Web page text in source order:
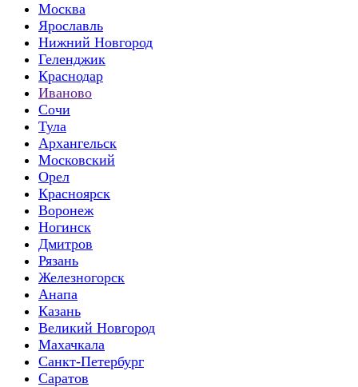
Москва
Ярославль
Нижний Новгород
Геленджик
Краснодар
Иваново
Сочи
Тула
Архангельск
Московский
Орел
Красноярск
Воронеж
Ногинск
Дмитров
Рязань
Железногорск
Анапа
Казань
Великий Новгород
Махачкала
Санкт-Петербург
Саратов